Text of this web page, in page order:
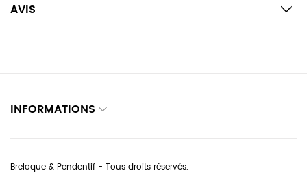
AVIS
INFORMATIONS
Breloque & Pendentif - Tous droits réservés.